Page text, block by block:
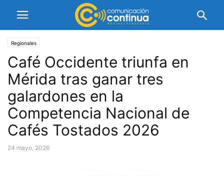
Regionales
Café Occidente triunfa en
Mérida tras ganar tres
galardones en la
Competencia Nacional de
Cafés Tostados 2026
24 mayo, 2026